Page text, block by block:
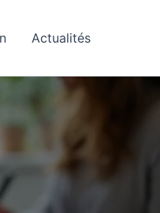
Actualités